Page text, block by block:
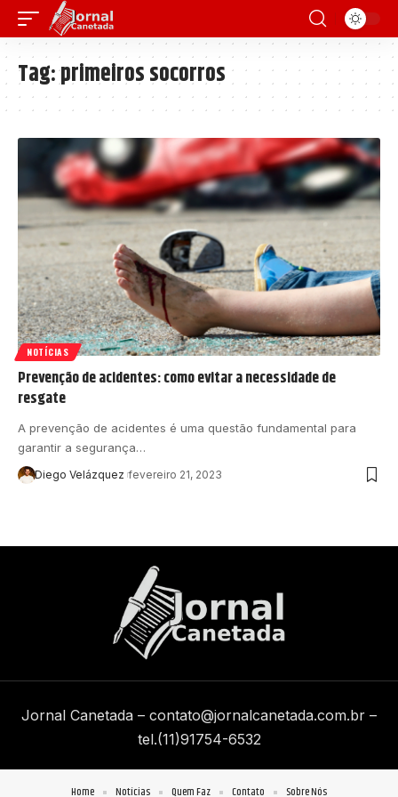
Tag:primeiros socorros
NOTÍCIAS
Prevenção de acidentes: como evitar a necessidade de
resgate
A prevenção de acidentes é uma questão fundamental para
garantir a segurança…
Diego Velázquez fevereiro 21, 2023
Jornal Canetada – contato@jornalcanetada.com.br –
tel.(11)91754-6532
Home Notícias Quem Faz Contato Sobre Nós